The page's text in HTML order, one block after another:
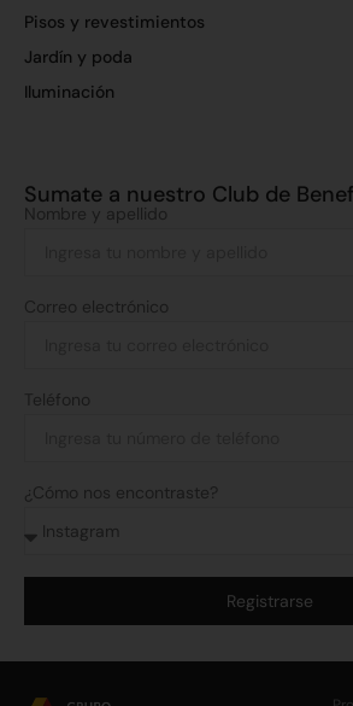
Pisos y revestimientos
Jardín y poda
Iluminación
Sumate a nuestro Club de
Nombre y apellido
Correo electrónico
Teléfono
¿Cómo nos encontraste?
Registrarse